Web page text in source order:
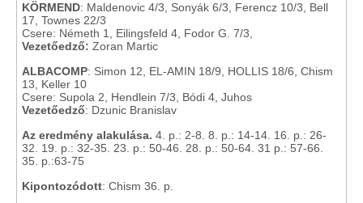
KÖRMEND: Maldenovic 4/3, Sonyák 6/3, Ferencz 10/3, Bell
17, Townes 22/3
Csere: Németh 1, Eilingsfeld 4, Fodor G. 7/3,
Vezetőedző: Zoran Martic
ALBACOMP: Simon 12, EL-AMIN 18/9, HOLLIS 18/6, Chism
13, Keller 10
Csere: Supola 2, Hendlein 7/3, Bódi 4, Juhos
Vezetőedző: Dzunic Branislav
Az eredmény alakulása. 4. p.: 2-8. 8. p.: 14-14. 16. p.: 26-
32. 19. p.: 32-35. 23. p.: 50-46. 28. p.: 50-64. 31 p.: 57-66.
35. p.:63-75
Kipontozódott: Chism 36. p.